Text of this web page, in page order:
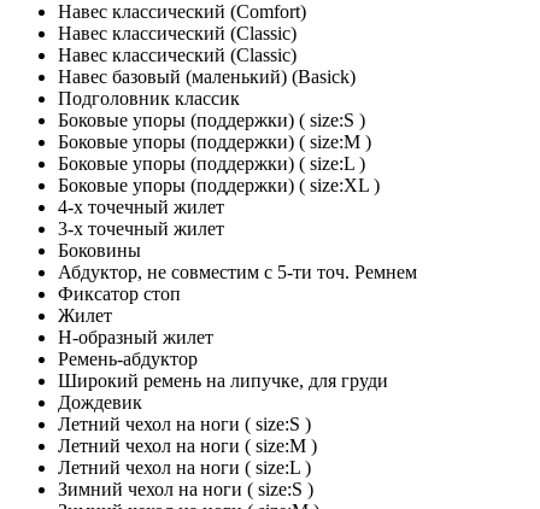
Навес классический (Comfort)
Навес классический (Classic)
Навес классический (Classic)
Навес базовый (маленький) (Basick)
Подголовник классик
Боковые упоры (поддержки) ( size:S )
Боковые упоры (поддержки) ( size:M )
Боковые упоры (поддержки) ( size:L )
Боковые упоры (поддержки) ( size:XL )
4-х точечный жилет
3-х точечный жилет
Боковины
Абдуктор, не совместим с 5-ти точ. Ремнем
Фиксатор стоп
Жилет
Н-образный жилет
Ремень-абдуктор
Широкий ремень на липучке, для груди
Дождевик
Летний чехол на ноги ( size:S )
Летний чехол на ноги ( size:M )
Летний чехол на ноги ( size:L )
Зимний чехол на ноги ( size:S )